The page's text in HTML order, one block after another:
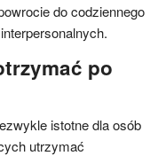
do codziennego
po
istotne dla osób
utrzymać